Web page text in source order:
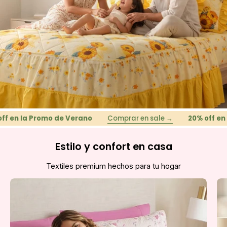
en la Promo de Verano Comprar en sale → 20% off en
Estilo y confort en casa
Textiles premium hechos para tu hogar